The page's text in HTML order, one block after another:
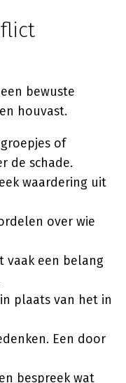
bewuste
houvast.
of
de schade.
waardering uit
over wie
vaak een belang
plaats van het in
Een door
bespreek wat